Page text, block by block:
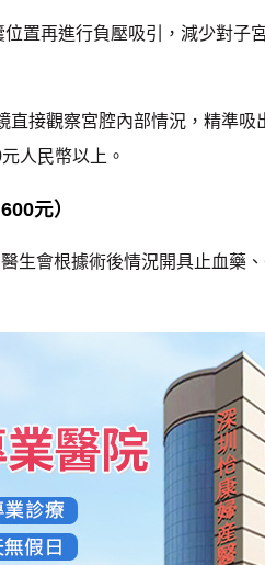
再進行負壓吸引，減少對子
接觀察宮腔內部情況，精準吸
人民幣以上。
元）
會根據術後情況開具止血藥、